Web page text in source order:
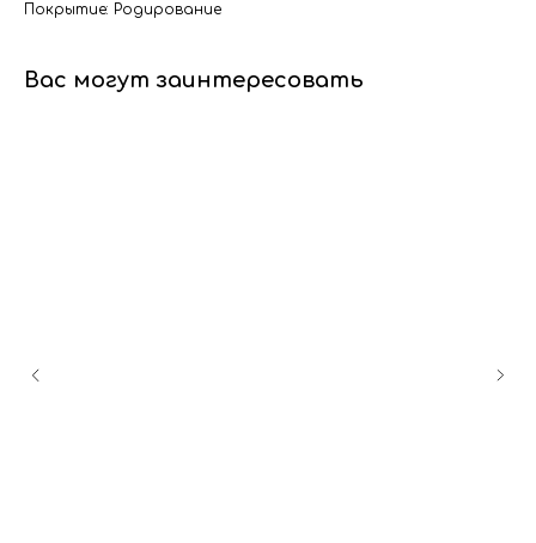
Покрытие: Родирование
Вас могут заинтересовать